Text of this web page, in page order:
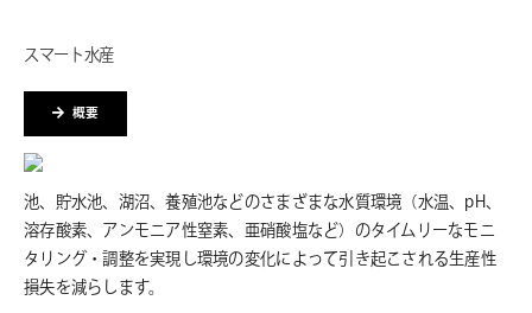
スマート水産
概要
池、貯水池、湖沼、養殖池などのさまざまな水質環境（水温、pH、
溶存酸素、アンモニア性窒素、亜硝酸塩など）のタイムリーなモニ
タリング・調整を実現し環境の変化によって引き起こされる生産性
損失を減らします。